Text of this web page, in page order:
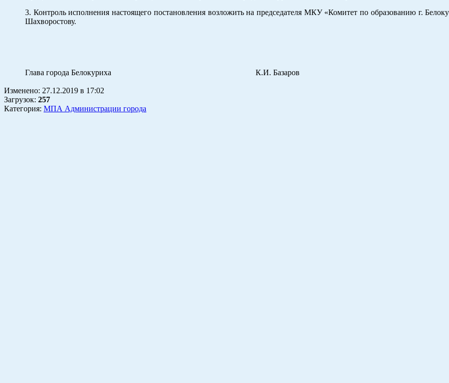
3. Контроль исполнения настоящего постановления возложить на председателя МКУ «Комитет по образованию г.
Шахворостову.
Глава города Белокуриха К.И. Базаров
Изменено: 27.12.2019 в 17:02
Загрузок: 257
Категория: МПА Администрации города